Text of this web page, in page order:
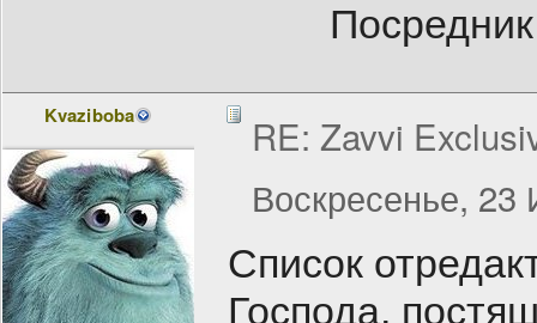
Kvaziboba
RE: Zavvi
Воскресенье,
Список
Господа,